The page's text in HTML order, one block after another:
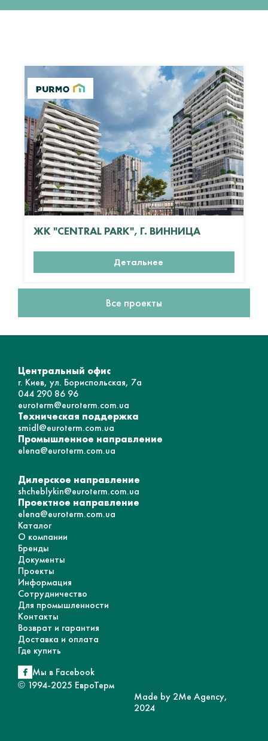
ЖК "CENTRAL PARK", Г. ВИННИЦА
Детальнее
Все проекты
Центральный офис
г. Киев, ул. Бориспольская, 7а
044 290 86 96
euroterm@euroterm.com.ua
Техническая поддержка
smidl@euroterm.com.ua
Промышленное направление
elena@euroterm.com.ua
Дилерское направление
shcheblykin@euroterm.com.ua
Проектное направление
elena@euroterm.com.ua
Каталог
О компании
Бренды
Документы
Проекты
Информация
Сотрудничество
Для промышленности
Контакты
Возврат и гарантия
Доставка и оплата
Где купить
Мы в Facebook
© 1994-2025 ЕвроТерм
Made by 2Me Agency,
2024